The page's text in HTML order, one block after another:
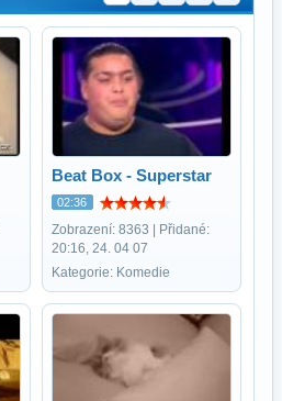
Beat Box - Superstar
02:36
Zobrazení: 8363 | Přidané:
20:16, 24. 04 07
Kategorie: Komedie